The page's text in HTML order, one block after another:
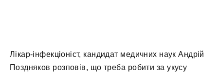
Лікар-інфекціоніст, кандидат медичних наук Андрій
Поздняков розповів, що треба робити за укусу